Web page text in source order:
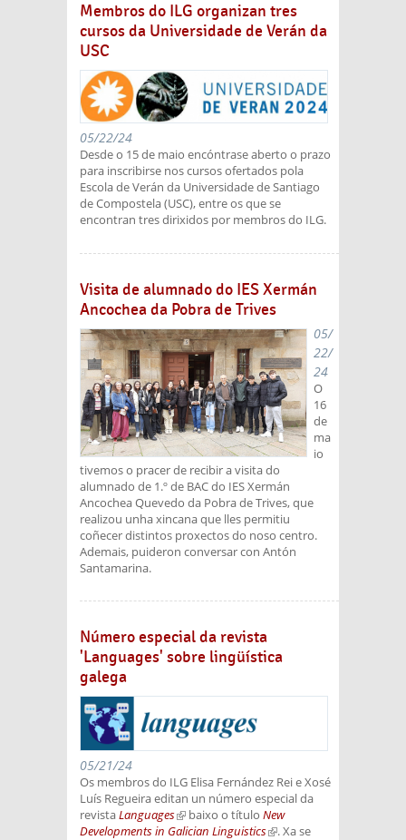
Membros do ILG organizan tres
cursos da Universidade de Verán da
USC
05/22/24
Desde o 15 de maio encóntrase aberto o prazo
para inscribirse nos cursos ofertados pola
Escola de Verán da Universidade de Santiago
de Compostela (USC), entre os que se
encontran tres dirixidos por membros do ILG.
Visita de alumnado do IES Xermán
Ancochea da Pobra de Trives
05/
22/
24
O
16
de
ma
io
tivemos o pracer de recibir a visita do
alumnado de 1.º de BAC do IES Xermán
Ancochea Quevedo da Pobra de Trives, que
realizou unha xincana que lles permitiu
coñecer distintos proxectos do noso centro.
Ademais, puideron conversar con Antón
Santamarina.
Número especial da revista
'Languages' sobre lingüística
galega
05/21/24
Os membros do ILG Elisa Fernández Rei e Xosé
Luís Regueira editan un número especial da
revistaLanguages(link is external)
baixo o título New
Developments in Galician Linguistics(link is
. Xa se